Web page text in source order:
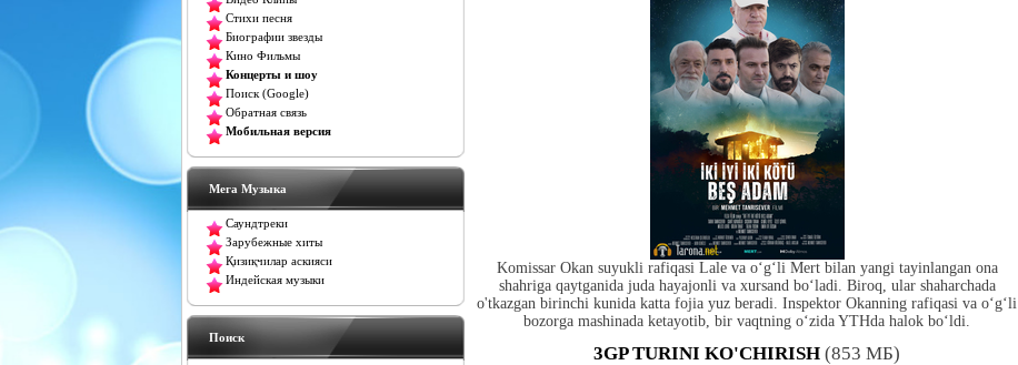
Стихи песня
Биографии звезды
Кино Фильмы
Концерты и шоу
Поиск (Google)
Обратная связь
Мобильная версия
Мега Музыка
Саундтреки
Зарубежные хиты
Қизиқчилар аскияси
Индейская музыки
Поиск
Komissar Okan suyukli rafiqasi Lale va o‘g‘li Mert bilan yangi tayinlangan ona
shahriga qaytganida juda hayajonli va xursand bo‘ladi. Biroq, ular shaharchada
o'tkazgan birinchi kunida katta fojia yuz beradi. Inspektor Okanning rafiqasi va o‘g‘li
bozorga mashinada ketayotib, bir vaqtning o‘zida YTHda halok bo‘ldi.
3GP TURINI KO'CHIRISH (853 МБ)